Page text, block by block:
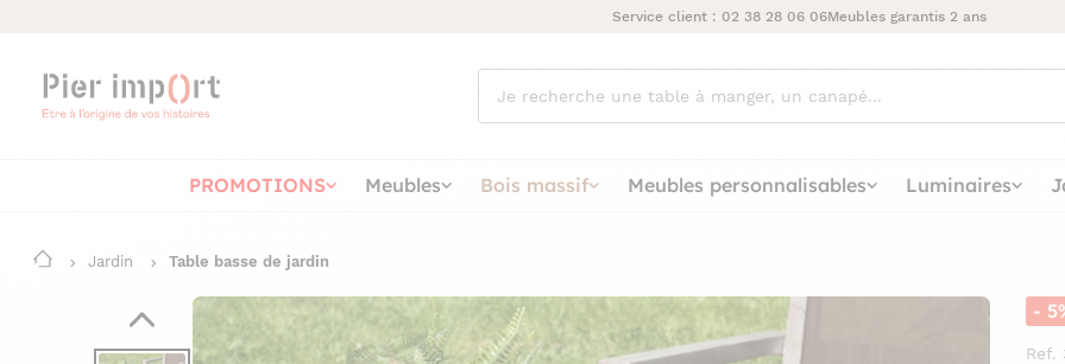
Service client : 02 38 28 06 06Meubles garantis 2 ans
cherchez
vous ?
PROMOTIONS Meubles Bois massif Meubles personnalisables Luminaires
Jardin Table basse de jardin
-
Ref.